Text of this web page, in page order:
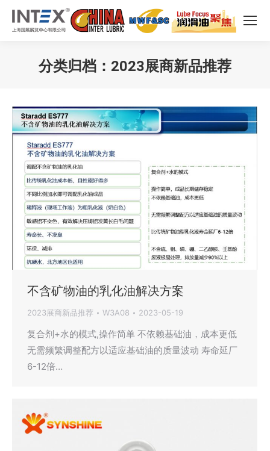
分类归档： 2023展商新品推荐
不含矿物油的乳化油解决方案
2023展商新品推荐 W3A08 2023-05-19
复合剂+水的模式,操作简单 不依赖基础油，成本更低
无需频繁调整配方以适应基础油的质量波动 寿命延厂
6-12倍…